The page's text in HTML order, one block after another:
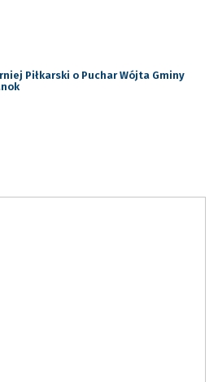
Piłkarski o Puchar Wójta Gminy